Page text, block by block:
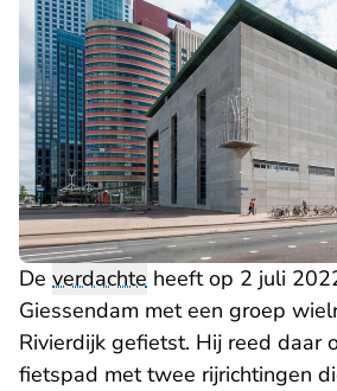
De verdachte heeft op 2 juli
Giessendam met een groep
Rivierdijk gefietst. Hij reed daar
fietspad met twee rijrichtingen